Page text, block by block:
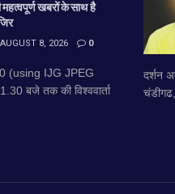
महत्वपूर्ण खबरों के साथ है
8, 2026 0
(using IJG JPEG
बजे तक की विश्ववार्ता
दर्शन
चंडीगढ,